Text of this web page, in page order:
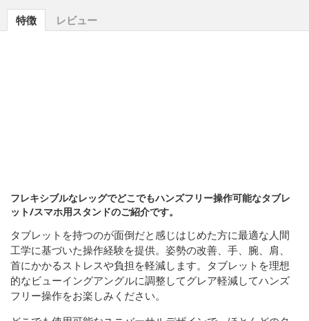
特徴 レビュー
フレキシブルなレッグでどこでもハンズフリー操作可能なタブレ
ット/スマホ用スタンドのご紹介です。
タブレットを持つのが面倒だと感じはじめた方に最適な人間
工学に基づいた操作経験を提供。姿勢の改善、手、腕、肩、
首にかかるストレスや負担を軽減します。タブレットを理想
的なビューイングアングルに調整してグレア軽減してハンズ
フリー操作をお楽しみください。